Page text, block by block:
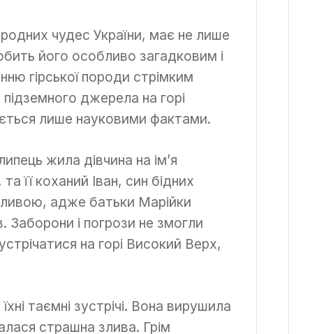
чудес України, має не лише
його особливо загадковим і
гірської породи стрімким
джерела на горі
лише науковими фактами.
жила дівчина на ім’я
її коханий Іван, син бідних
адже батьки Марійки
Заборони і погрози не змогли
на горі Високий Верх,
таємні зустрічі. Вона вирушила
страшна злива. Грім